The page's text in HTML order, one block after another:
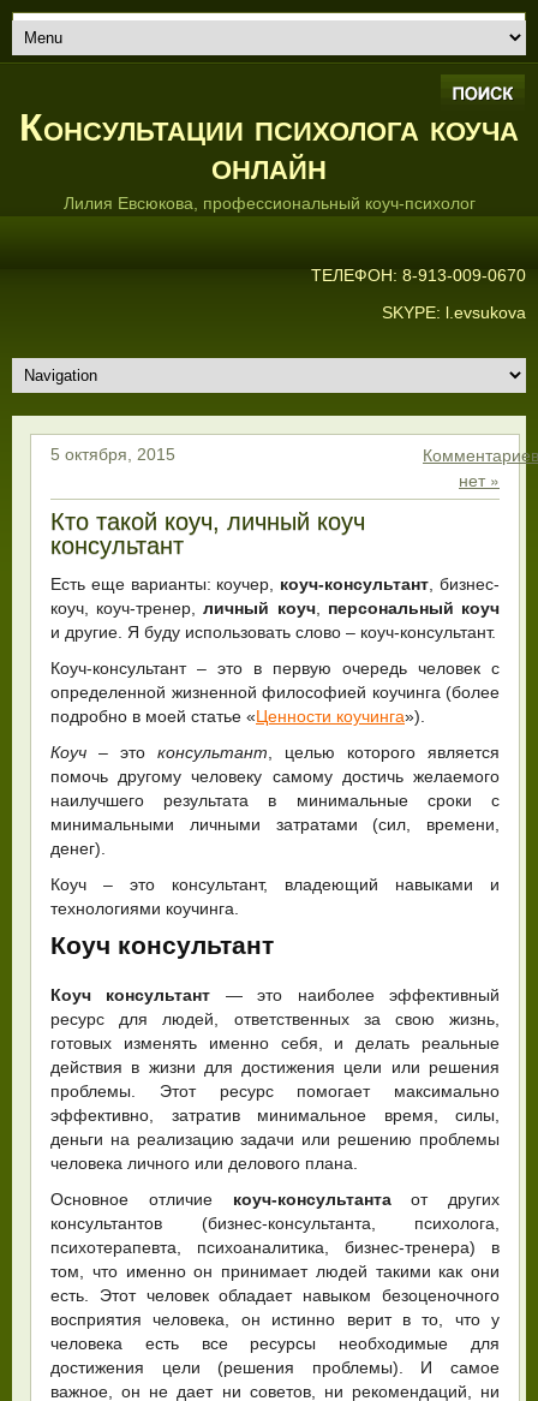
Консультации психолога коуча
онлайн
Лилия Евсюкова, профессиональный коуч-психолог
ТЕЛЕФОН: 8-913-009-0670
SKYPE: l.evsukova
5 октября, 2015
Комментариев
нет »
Кто такой коуч, личный коуч
консультант
Есть еще варианты: коучер, коуч-консультант , бизнес-
коуч, коуч-тренер,личный коуч, персональный коуч
и другие. Я буду использовать слово – коуч-консультант.
Коуч-консультант – это в первую очередь человек с
определенной жизненной философией коучинга (более
подробно в моей статье «Ценности коучинга»).
Коуч – это консультант , целью которого является
помочь другому человеку самому достичь желаемого
наилучшего результата в минимальные сроки с
минимальными личными затратами (сил, времени,
денег).
Коуч – это консультант, владеющий навыками и
технологиями коучинга.
Коуч консультант
Коуч консультант — это наиболее эффективный
ресурс для людей, ответственных за свою жизнь,
готовых изменять именно себя, и делать реальные
действия в жизни для достижения цели или решения
проблемы. Этот ресурс помогает максимально
эффективно, затратив минимальное время, силы,
деньги на реализацию задачи или решению проблемы
человека личного или делового плана.
Основное отличие коуч-консультантаот других
консультантов (бизнес-консультанта, психолога,
психотерапевта, психоаналитика, бизнес-тренера) в
том, что именно он принимает людей такими как они
есть. Этот человек обладает навыком безоценочного
восприятия человека, он истинно верит в то, что у
человека есть все ресурсы необходимые для
достижения цели (решения проблемы). И самое
важное, он не дает ни советов, ни рекомендаций, ни